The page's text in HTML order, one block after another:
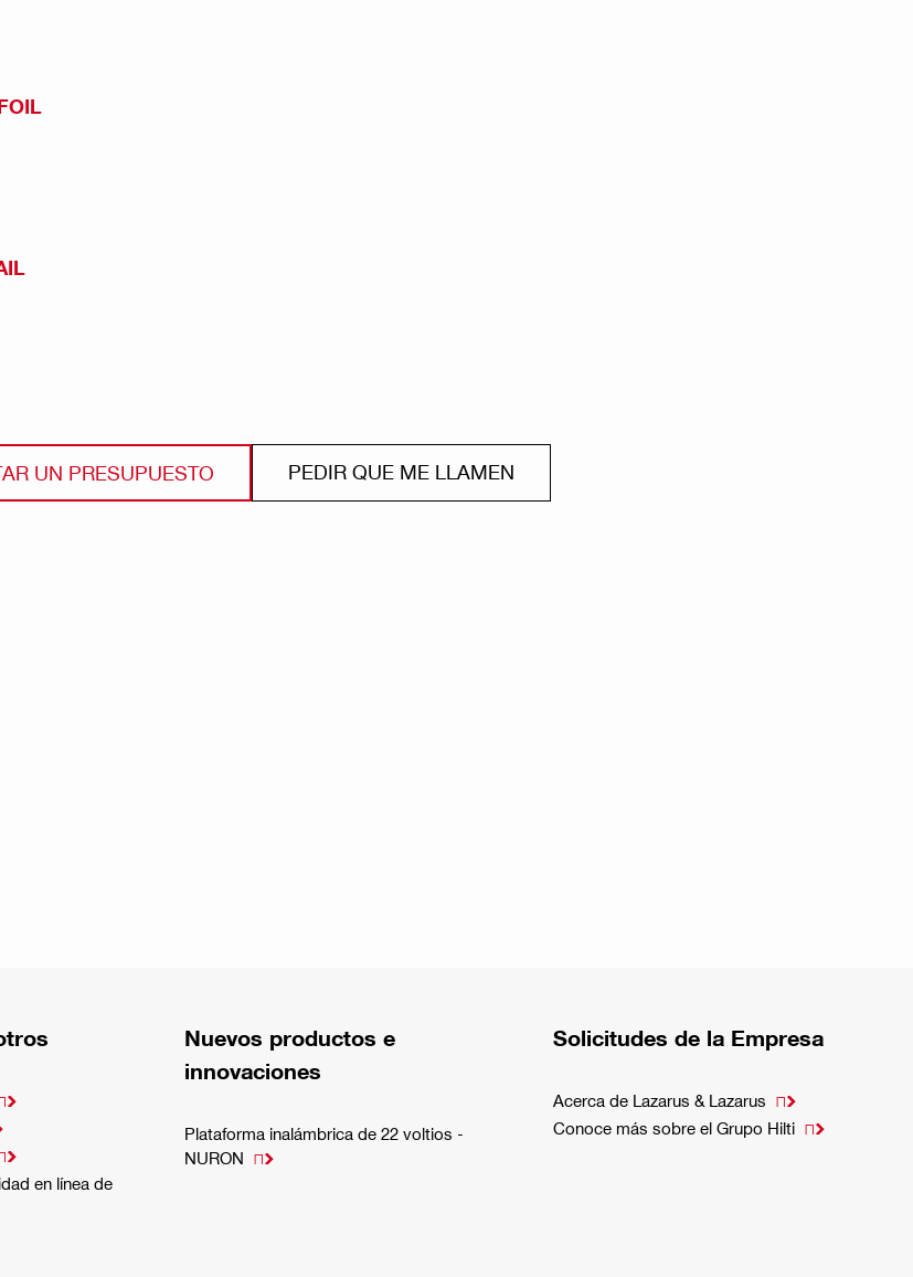
UN PRESUPUESTO PEDIR QUE ME LLAMEN
en línea de
Nuevos productos e
innovaciones
Plataforma inalámbrica de 22 voltios -
NURON 
Solicitudes de la Empresa
Acerca de Lazarus & Lazarus 
Conoce más sobre el Grupo Hilti 